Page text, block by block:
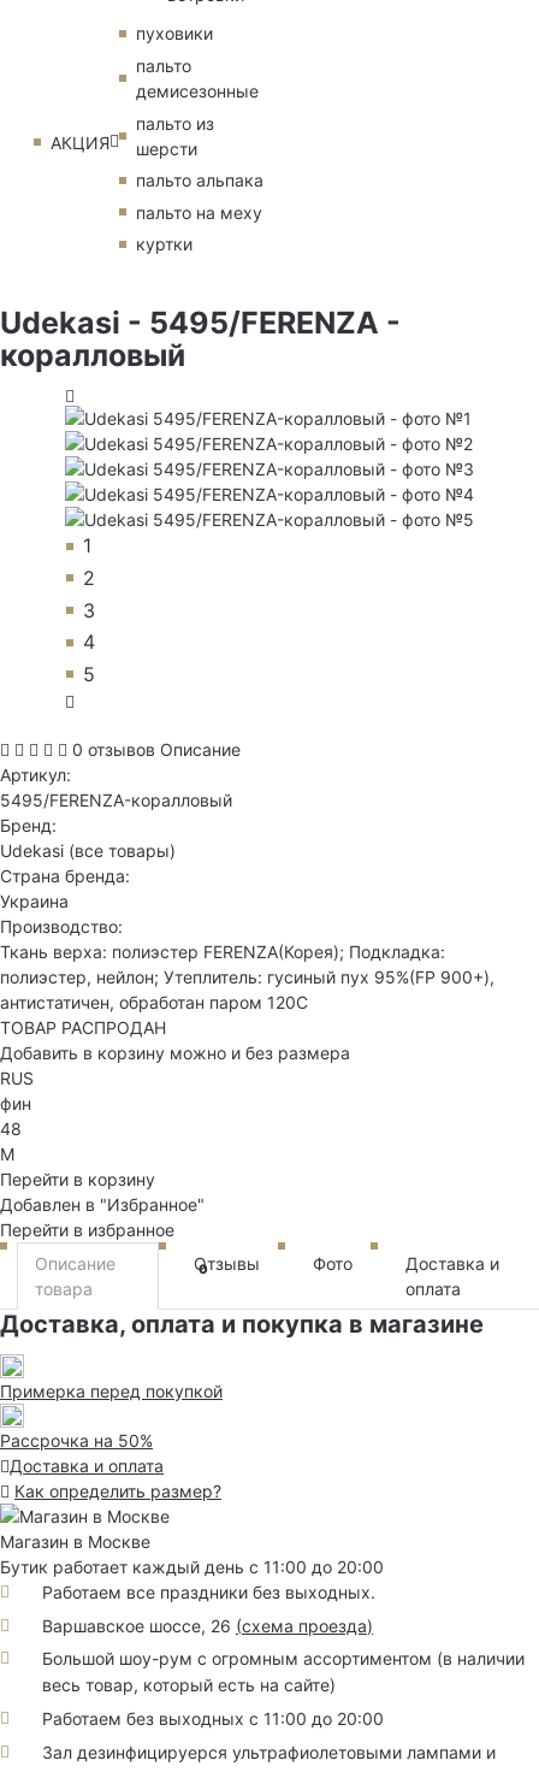
АКЦИЯ
пуховики
пальто
демисезонные
пальто из
шерсти
пальто альпака
пальто на меху
куртки
Udekasi - 5495/FERENZA -
коралловый
1
2
3
4
5
0 отзывов Описание
Артикул:
5495/FERENZA-коралловый
Бренд:
Udekasi (все товары)
Страна бренда:
Украина
Производство:
Ткань верха: полиэстер FERENZA(Корея); Подкладка:
полиэстер, нейлон; Утеплитель: гусиный пух 95%(FP 900+),
антистатичен, обработан паром 120С
ТОВАР РАСПРОДАН
Добавить в корзину можно и без размера
RUS
фин
48
M
Перейти в корзину
Добавлен в "Избранное"
Перейти в избранное
Описание
товара
Отзывы
0 Фото
Доставка и
оплата
Доставка, оплата и покупка в магазине
Примерка перед покупкой
Рассрочка на 50%
Доставка и оплата
Как определить размер?
Магазин в Москве
Бутик работает каждый день с 11:00 до 20:00
Работаем все праздники без выходных.
Варшавское шоссе, 26 (схема проезда)
Большой шоу-рум с огромным ассортиментом (в наличии
весь товар, который есть на сайте)
Работаем без выходных с 11:00 до 20:00
Зал дезинфицируерся ультрафиолетовыми лампами и